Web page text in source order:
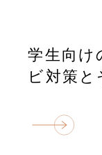
学生向け
ビ対策と